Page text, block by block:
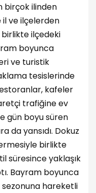
birçok ilinden
ve ilçelerden
ilçedeki
boyunca
ve turistik
tesislerinde
kafeler
trafiğine ev
gün boyu süren
da yansıdı. Dokuz
birlikte
süresince yaklaşık
Bayram boyunca
hareketli